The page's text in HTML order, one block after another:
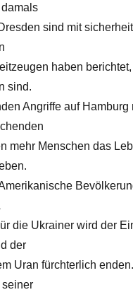
sind mit sicherheit
haben
sind.
Angriffe auf Hamburg
mehr Menschen das
die Ukrainer wird der
der
Uran fürchterlich